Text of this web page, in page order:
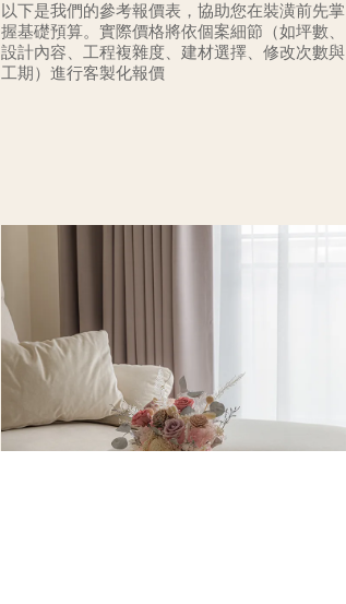
以下是我們的參考報價表，協助您在裝潢前先掌
握基礎預算。實際價格將依個案細節（如坪數、
設計內容、工程複雜度、建材選擇、修改次數與
工期）進行客製化報價